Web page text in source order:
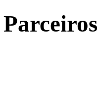
Parceiros